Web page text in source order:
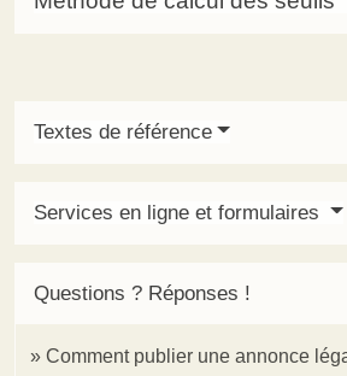
Textes de référence
Services en ligne et formulaires
Questions ? Réponses !
Comment publier une annonce